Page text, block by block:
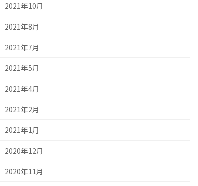
2021年10月
2021年8月
2021年7月
2021年5月
2021年4月
2021年2月
2021年1月
2020年12月
2020年11月